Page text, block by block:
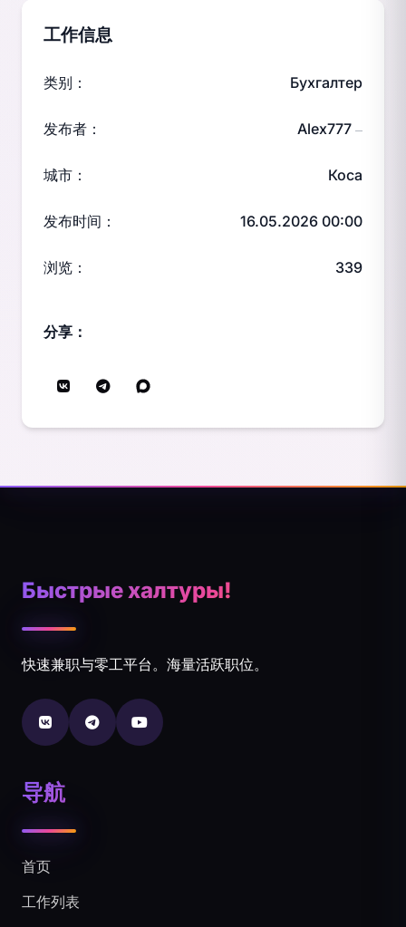
工作信息
类别： Бухгалтер
发布者： Alex777 —
城市： Коса
发布时间： 16.05.2026 00:00
浏览： 339
分享：
Быстрые халтуры!
快速兼职与零工平台。海量活跃职位。
导航
首页
工作列表